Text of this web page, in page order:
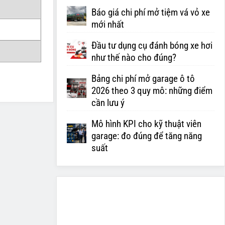
Báo giá chi phí mở tiệm vá vỏ xe
mới nhất
Đầu tư dụng cụ đánh bóng xe hơi
như thế nào cho đúng?
Bảng chi phí mở garage ô tô
2026 theo 3 quy mô: những điểm
cần lưu ý
Mô hình KPI cho kỹ thuật viên
garage: đo đúng để tăng năng
suất